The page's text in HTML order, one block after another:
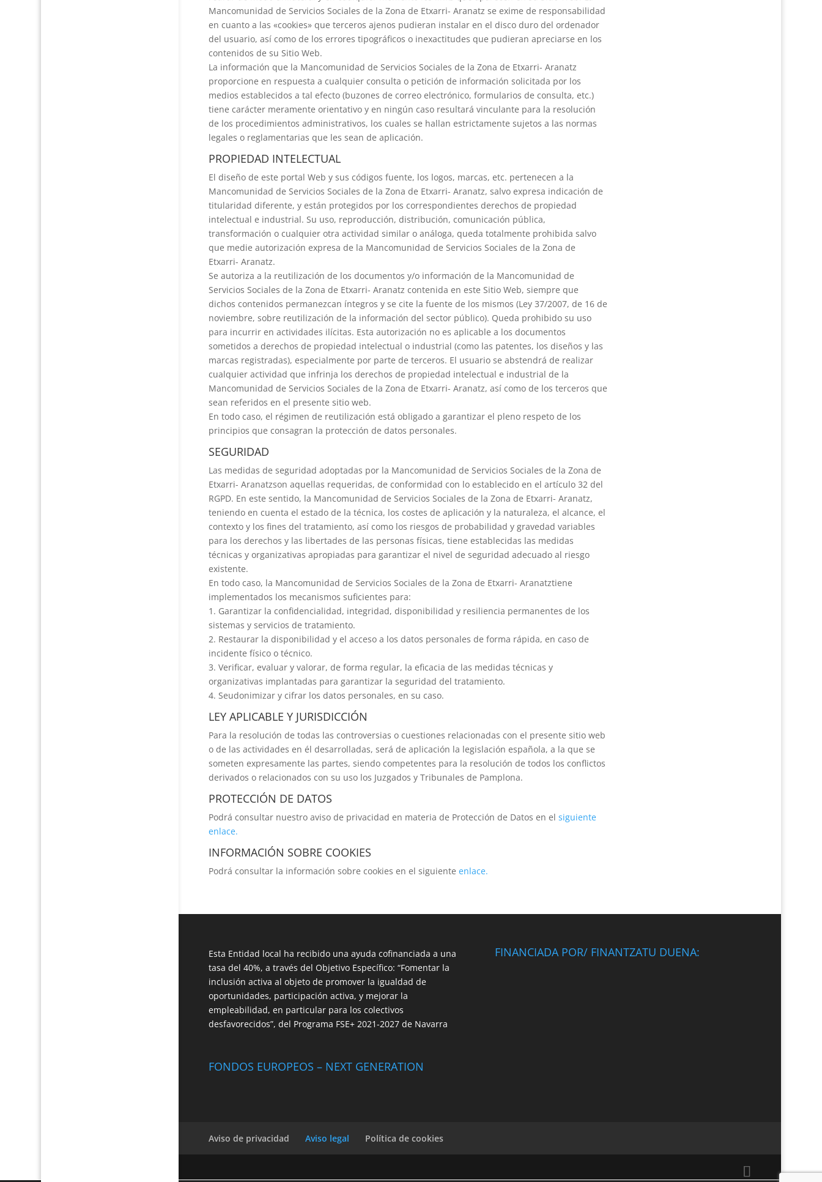
Mancomunidad de Servicios Sociales de la Zona de Etxarri- Aranatz se exime de responsabilidad
en cuanto a las «cookies» que terceros ajenos pudieran instalar en el disco duro del ordenador
del usuario, así como de los errores tipográficos o inexactitudes que pudieran apreciarse en los
contenidos de su Sitio Web.
La información que la Mancomunidad de Servicios Sociales de la Zona de Etxarri- Aranatz
proporcione en respuesta a cualquier consulta o petición de información solicitada por los
medios establecidos a tal efecto (buzones de correo electrónico, formularios de consulta, etc.)
tiene carácter meramente orientativo y en ningún caso resultará vinculante para la resolución
de los procedimientos administrativos, los cuales se hallan estrictamente sujetos a las normas
legales o reglamentarias que les sean de aplicación.
PROPIEDAD INTELECTUAL
El diseño de este portal Web y sus códigos fuente, los logos, marcas, etc. pertenecen a la
Mancomunidad de Servicios Sociales de la Zona de Etxarri- Aranatz, salvo expresa indicación de
titularidad diferente, y están protegidos por los correspondientes derechos de propiedad
intelectual e industrial. Su uso, reproducción, distribución, comunicación pública,
transformación o cualquier otra actividad similar o análoga, queda totalmente prohibida salvo
que medie autorización expresa de la Mancomunidad de Servicios Sociales de la Zona de
Etxarri- Aranatz.
Se autoriza a la reutilización de los documentos y/o información de la Mancomunidad de
Servicios Sociales de la Zona de Etxarri- Aranatz contenida en este Sitio Web, siempre que
dichos contenidos permanezcan íntegros y se cite la fuente de los mismos (Ley 37/2007, de 16 de
noviembre, sobre reutilización de la información del sector público). Queda prohibido su uso
para incurrir en actividades ilícitas. Esta autorización no es aplicable a los documentos
sometidos a derechos de propiedad intelectual o industrial (como las patentes, los diseños y las
marcas registradas), especialmente por parte de terceros. El usuario se abstendrá de realizar
cualquier actividad que infrinja los derechos de propiedad intelectual e industrial de la
Mancomunidad de Servicios Sociales de la Zona de Etxarri- Aranatz, así como de los terceros que
sean referidos en el presente sitio web.
En todo caso, el régimen de reutilización está obligado a garantizar el pleno respeto de los
principios que consagran la protección de datos personales.
SEGURIDAD
Las medidas de seguridad adoptadas por la Mancomunidad de Servicios Sociales de la Zona de
Etxarri- Aranatzson aquellas requeridas, de conformidad con lo establecido en el artículo 32 del
RGPD. En este sentido, la Mancomunidad de Servicios Sociales de la Zona de Etxarri- Aranatz,
teniendo en cuenta el estado de la técnica, los costes de aplicación y la naturaleza, el alcance, el
contexto y los fines del tratamiento, así como los riesgos de probabilidad y gravedad variables
para los derechos y las libertades de las personas físicas, tiene establecidas las medidas
técnicas y organizativas apropiadas para garantizar el nivel de seguridad adecuado al riesgo
existente.
En todo caso, la Mancomunidad de Servicios Sociales de la Zona de Etxarri- Aranatztiene
implementados los mecanismos suficientes para:
1. Garantizar la confidencialidad, integridad, disponibilidad y resiliencia permanentes de los
sistemas y servicios de tratamiento.
2. Restaurar la disponibilidad y el acceso a los datos personales de forma rápida, en caso de
incidente físico o técnico.
3. Verificar, evaluar y valorar, de forma regular, la eficacia de las medidas técnicas y
organizativas implantadas para garantizar la seguridad del tratamiento.
4. Seudonimizar y cifrar los datos personales, en su caso.
LEY APLICABLE Y JURISDICCIÓN
Para la resolución de todas las controversias o cuestiones relacionadas con el presente sitio web
o de las actividades en él desarrolladas, será de aplicación la legislación española, a la que se
someten expresamente las partes, siendo competentes para la resolución de todos los conflictos
derivados o relacionados con su uso los Juzgados y Tribunales de Pamplona.
PROTECCIÓN DE DATOS
Podrá consultar nuestro aviso de privacidad en materia de Protección de Datos en elsiguiente
enlace.
INFORMACIÓN SOBRE COOKIES
Podrá consultar la información sobre cookies en el siguienteenlace.
Esta Entidad local ha recibido una ayuda cofinanciada a una
tasa del 40%, a través del Objetivo Específico: “Fomentar la
inclusión activa al objeto de promover la igualdad de
oportunidades, participación activa, y mejorar la
empleabilidad, en particular para los colectivos
desfavorecidos”, del Programa FSE+ 2021-2027 de Navarra
FONDOS EUROPEOS – NEXT GENERATION
FINANCIADA POR/ FINANTZATU DUENA:
Aviso de privacidad Aviso legal Política de cookies